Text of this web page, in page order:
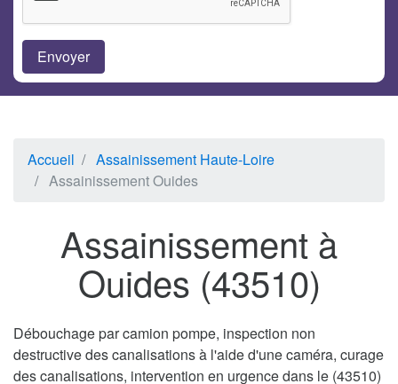
Accueil
Assainissement Haute-Loire
Assainissement Ouides
Assainissement à
Ouides (43510)
Débouchage par camion pompe, inspection non
destructive des canalisations à l'aide d'une caméra, curage
des canalisations, intervention en urgence dans le (43510)